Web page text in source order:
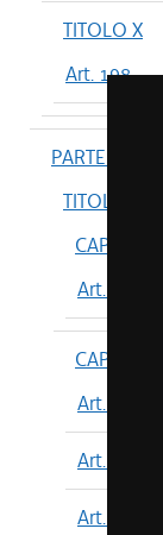
TITOLO X
Art. 198
PARTE IV
TITOLO I
CAPO I
Art. 199
CAPO II
Art. 200
Art. 201
Art. 202